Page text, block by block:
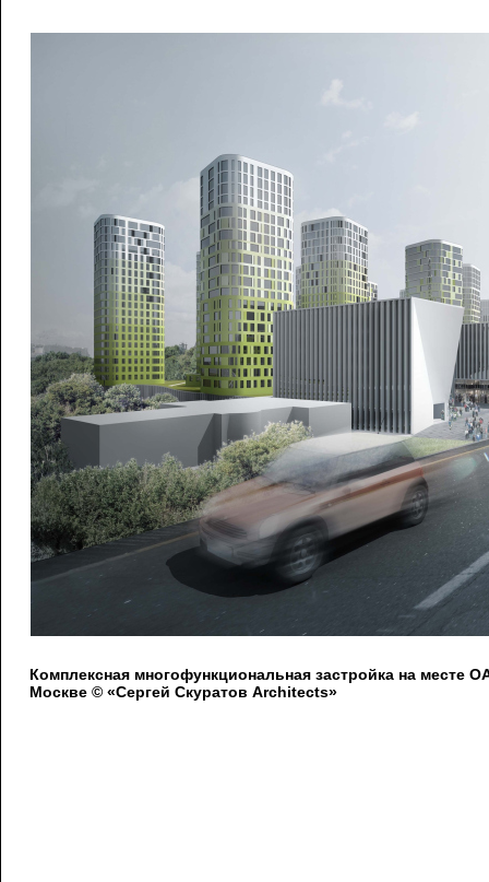
Комплексная многофункциональная застройка на месте
Москве © «Сергей Скуратов Architects»